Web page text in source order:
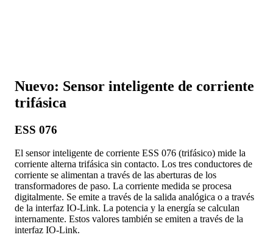
Nuevo: Sensor inteligente de corriente
trifásica
ESS 076
El sensor inteligente de corriente ESS 076 (trifásico) mide la
corriente alterna trifásica sin contacto. Los tres conductores de
corriente se alimentan a través de las aberturas de los
transformadores de paso. La corriente medida se procesa
digitalmente. Se emite a través de la salida analógica o a través
de la interfaz IO-Link. La potencia y la energía se calculan
internamente. Estos valores también se emiten a través de la
interfaz IO-Link.